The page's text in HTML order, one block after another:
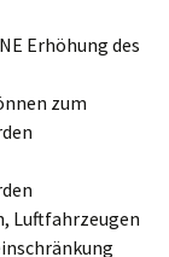
Erhöhung des
zum
Luftfahrzeugen